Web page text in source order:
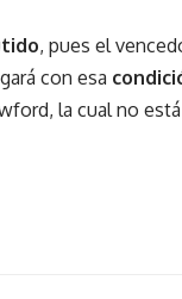
, pues el
con esa
la cual no